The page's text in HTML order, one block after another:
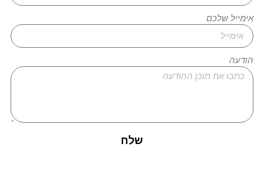
אימייל שלכם
הודעה
שלח